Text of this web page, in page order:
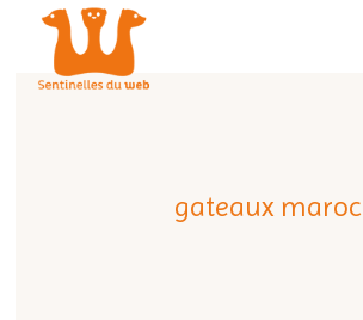
gateaux maroc